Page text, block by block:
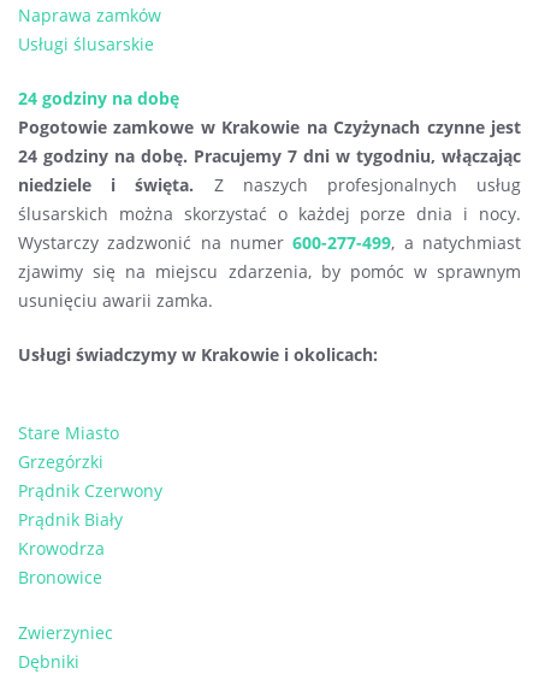
Naprawa zamków
Usługi ślusarskie
24 godziny na dobę
Pogotowie zamkowe w Krakowie na Czyżynach czynne jest
24 godziny na dobę. Pracujemy 7 dni w tygodniu, włączając
niedziele i święta. Z naszych profesjonalnych usług
ślusarskich można skorzystać o każdej porze dnia i nocy.
Wystarczy zadzwonić na numer600-277-499, a natychmiast
zjawimy się na miejscu zdarzenia, by pomóc w sprawnym
usunięciu awarii zamka.
Usługi świadczymy w Krakowie i okolicach:
Stare Miasto
Grzegórzki
Prądnik Czerwony
Prądnik Biały
Krowodrza
Bronowice
Zwierzyniec
Dębniki